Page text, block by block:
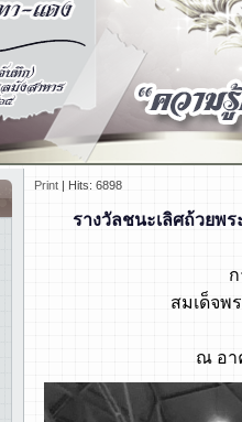
Print | Hits: 6898
รางวัลชนะเลิศถ้วยพ
สมเด็จพ
ณ อา